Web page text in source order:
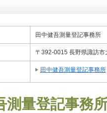
田中健吾測量登記事務所
〒392-0015 長野県諏訪市
田中健吾測量登記事務所
測量登記事務